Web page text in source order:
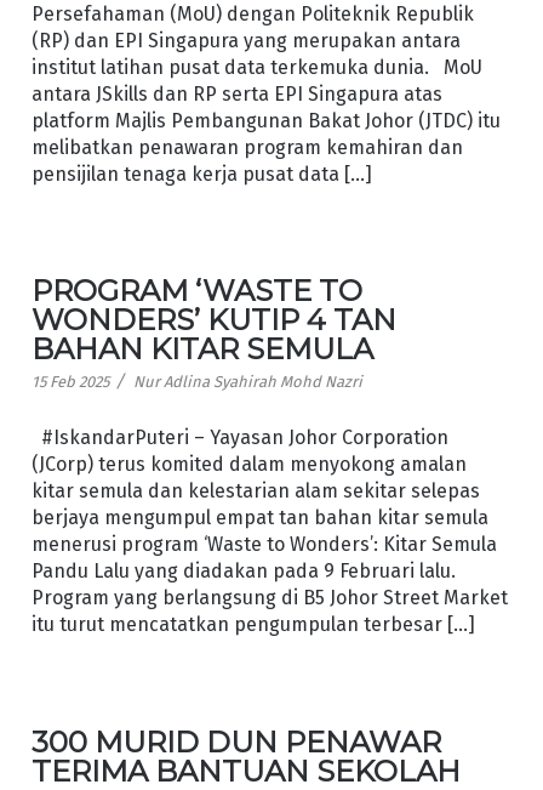
Persefahaman (MoU) dengan Politeknik Republik
(RP) dan EPI Singapura yang merupakan antara
institut latihan pusat data terkemuka dunia. MoU
antara JSkills dan RP serta EPI Singapura atas
platform Majlis Pembangunan Bakat Johor (JTDC) itu
melibatkan penawaran program kemahiran dan
pensijilan tenaga kerja pusat data […]
PROGRAM ‘WASTE TO
WONDERS’ KUTIP 4 TAN
BAHAN KITAR SEMULA
15 Feb 2025 / Nur Adlina Syahirah Mohd Nazri
#IskandarPuteri – Yayasan Johor Corporation
(JCorp) terus komited dalam menyokong amalan
kitar semula dan kelestarian alam sekitar selepas
berjaya mengumpul empat tan bahan kitar semula
menerusi program ‘Waste to Wonders’: Kitar Semula
Pandu Lalu yang diadakan pada 9 Februari lalu.
Program yang berlangsung di B5 Johor Street Market
itu turut mencatatkan pengumpulan terbesar […]
300 MURID DUN PENAWAR
TERIMA BANTUAN SEKOLAH